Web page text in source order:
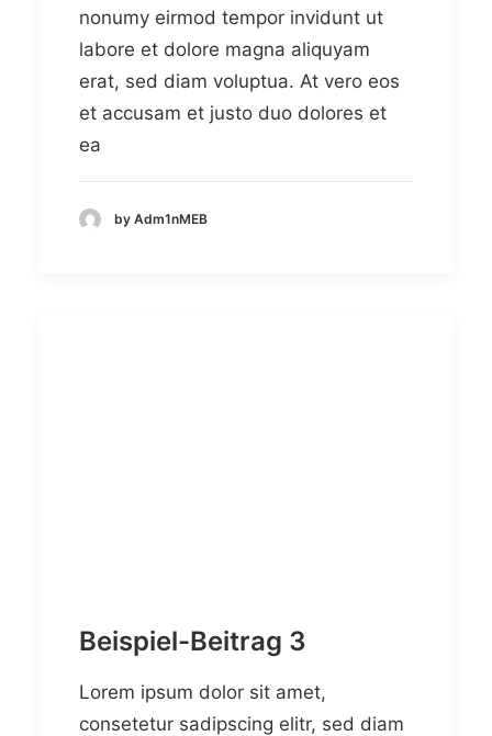
nonumy eirmod tempor invidunt ut
labore et dolore magna aliquyam
erat, sed diam voluptua. At vero eos
et accusam et justo duo dolores et
ea
by Adm1nMEB
Beispiel-Beitrag 3
Lorem ipsum dolor sit amet,
consetetur sadipscing elitr, sed diam